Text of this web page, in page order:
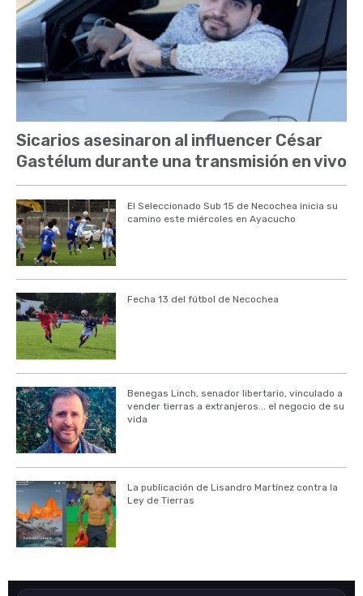
Sicarios asesinaron al influencer César
Gastélum durante una transmisión en vivo
El Seleccionado Sub 15 de Necochea inicia su
camino este miércoles en Ayacucho
Fecha 13 del fútbol de Necochea
Benegas Linch, senador libertario, vinculado a
vender tierras a extranjeros... el negocio de su
vida
La publicación de Lisandro Martínez contra la
Ley de Tierras